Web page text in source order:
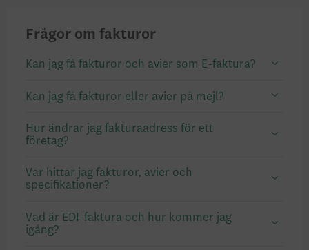
Frågor om fakturor
Kan jag få fakturor och avier som E-faktura?
Kan jag få fakturor eller avier på mejl?
Hur ändrar jag fakturaadress för ett
företag?
Var hittar jag fakturor, avier och
specifikationer?
Vad är EDI-faktura och hur kommer jag
igång?